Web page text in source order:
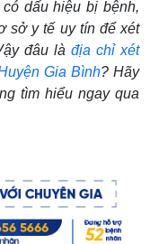
dấu hiệu bị bệnh,
sở y tế uy tín để xét
đâu là địa chỉ xét
Gia Bình? Hãy
tìm hiểu ngay qua